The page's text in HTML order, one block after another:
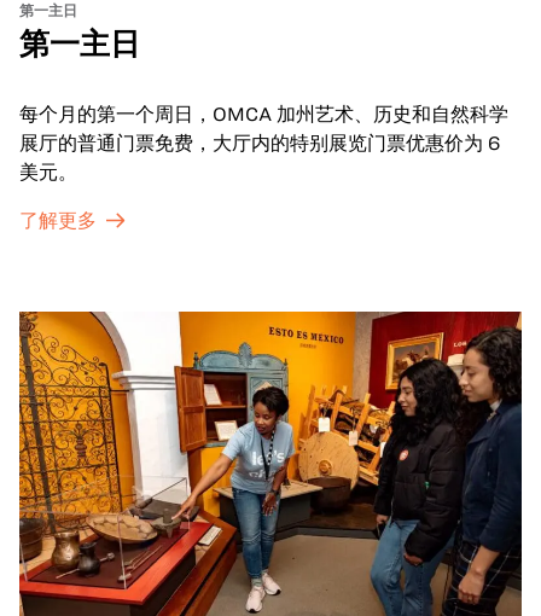
第一主日
第一主日
每个月的第一个周日，OMCA 加州艺术、历史和自然科学
展厅的普通门票免费，大厅内的特别展览门票优惠价为 6
美元。
了解更多